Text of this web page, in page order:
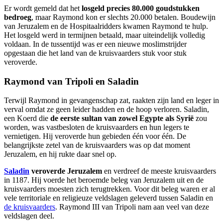
Er wordt gemeld dat het losgeld precies 80.000 goudstukken
bedroeg, maar Raymond kon er slechts 20.000 betalen. Boudewijn
van Jeruzalem en de Hospitaalridders kwamen Raymond te hulp.
Het losgeld werd in termijnen betaald, maar uiteindelijk volledig
voldaan. In de tussentijd was er een nieuwe moslimstrijder
opgestaan die het land van de kruisvaarders stuk voor stuk
veroverde.
Raymond van Tripoli en Saladin
Terwijl Raymond in gevangenschap zat, raakten zijn land en leger in
verval omdat ze geen leider hadden en de hoop verloren. Saladin,
een Koerd die de eerste sultan van zowel Egypte als Syrië zou
worden, was vastbesloten de kruisvaarders en hun legers te
vernietigen. Hij veroverde hun gebieden één voor één. De
belangrijkste zetel van de kruisvaarders was op dat moment
Jeruzalem, en hij rukte daar snel op.
Saladin veroverde Jeruzalem en verdreef de meeste kruisvaarders
in 1187. Hij voerde het beroemde beleg van Jeruzalem uit en de
kruisvaarders moesten zich terugtrekken. Voor dit beleg waren er al
vele territoriale en religieuze veldslagen geleverd tussen Saladin en
de kruisvaarders. Raymond III van Tripoli nam aan veel van deze
veldslagen deel.